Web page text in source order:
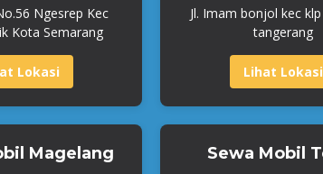
Ngesrep Kec
Kota Semarang
Lokasi
Jl. Imam bonjol kec
tangerang
Lihat Lokasi
Magelang Sewa Mobil